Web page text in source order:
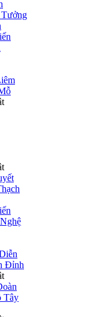
Đỉnh
Tây